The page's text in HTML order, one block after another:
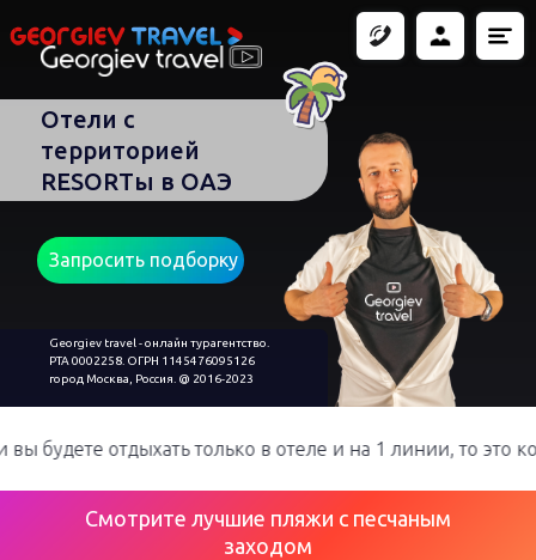
Отели с
территорией
RESORTы в ОАЭ
Запросить подборку
Georgiev travel - онлайн турагентство.
РТА 0002258. ОГРН 1145476095126
город Москва, Россия. @ 2016-2023
отдыхать только в отеле и на 1 линии, то это
Смотрите лучшие пляжи с песчаным
заходом